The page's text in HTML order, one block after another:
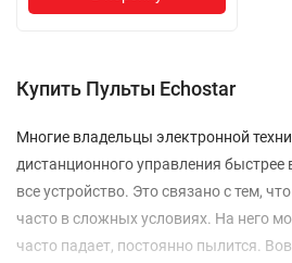
Купить Пульты Echostar
Многие владельцы электронной
дистанционного управления быстрее
все устройство. Это связано с тем,
часто в сложных условиях. На него
часто падает, постоянно пылится.